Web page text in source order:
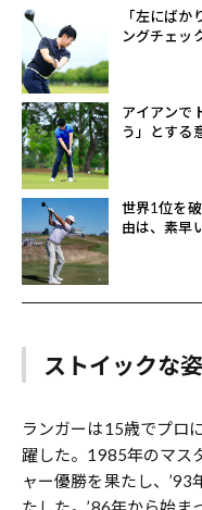
「左にば
ングチェッ
アイアンで
う」とする
世界1位を
由は、素早
ストイックな
ランガーは15歳でプロ
躍した。1985年のマス
ャー優勝を果たし、